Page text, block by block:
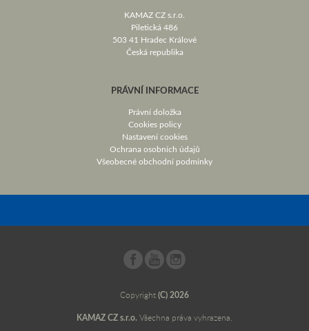
KAMAZ CZ s.r.o.
Piletická 486
503 41 Hradec Králové
Česká republika
PRÁVNÍ INFORMACE
Právní doložka
Cookies policy
Nastavení cookies
Ochrana osobních údajů
Všeobecné obchodní podmínky
Copyright(C) 2026
KAMAZ CZ s.r.o. Všechna práva vyhrazena.